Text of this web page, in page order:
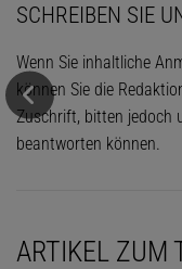
SCHREIBEN SIE
Wenn Sie inhaltliche
können Sie die
Zuschrift, bitten jedoch
beantworten können.
ARTIKEL ZUM